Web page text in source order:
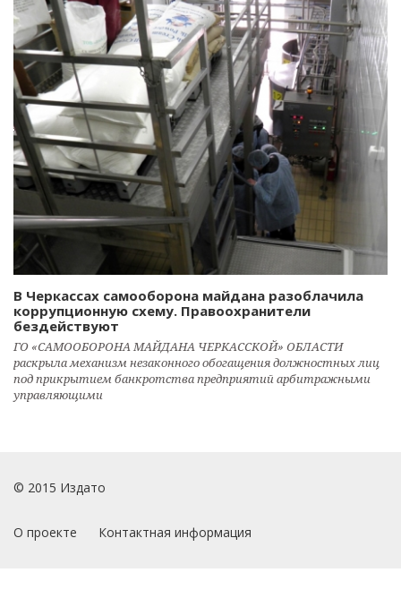
В Черкассах самооборона майдана разоблачила
коррупционную схему. Правоохранители
бездействуют
ГО «САМООБОРОНА МАЙДАНА ЧЕРКАССКОЙ» ОБЛАСТИ
раскрыла механизм незаконного обогащения должностных лиц
под прикрытием банкротства предприятий арбитражными
управляющими
© 2015 Издато
О проекте Контактная информация